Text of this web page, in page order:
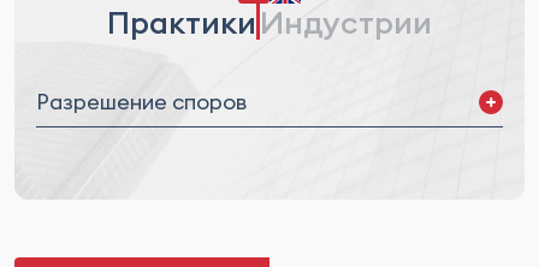
Практики Индустрии
Разрешение споров